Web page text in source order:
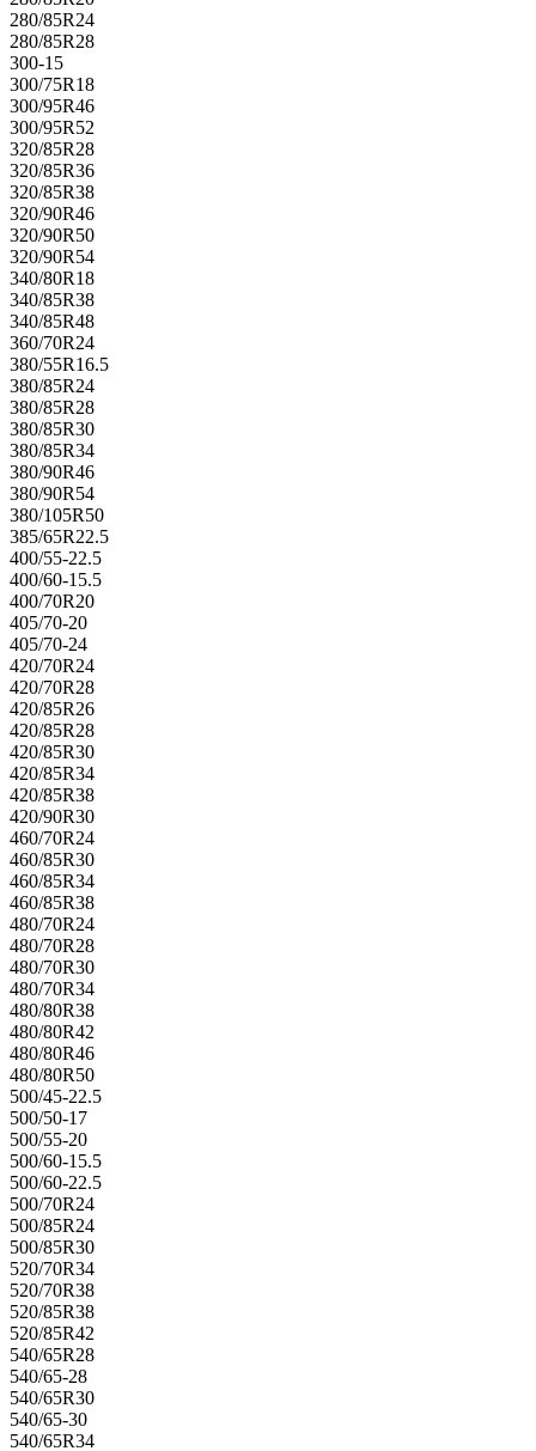
280/85R24
280/85R28
300-15
300/75R18
300/95R46
300/95R52
320/85R28
320/85R36
320/85R38
320/90R46
320/90R50
320/90R54
340/80R18
340/85R38
340/85R48
360/70R24
380/55R16.5
380/85R24
380/85R28
380/85R30
380/85R34
380/90R46
380/90R54
380/105R50
385/65R22.5
400/55-22.5
400/60-15.5
400/70R20
405/70-20
405/70-24
420/70R24
420/70R28
420/85R26
420/85R28
420/85R30
420/85R34
420/85R38
420/90R30
460/70R24
460/85R30
460/85R34
460/85R38
480/70R24
480/70R28
480/70R30
480/70R34
480/80R38
480/80R42
480/80R46
480/80R50
500/45-22.5
500/50-17
500/55-20
500/60-15.5
500/60-22.5
500/70R24
500/85R24
500/85R30
520/70R34
520/70R38
520/85R38
520/85R42
540/65R28
540/65-28
540/65R30
540/65-30
540/65R34